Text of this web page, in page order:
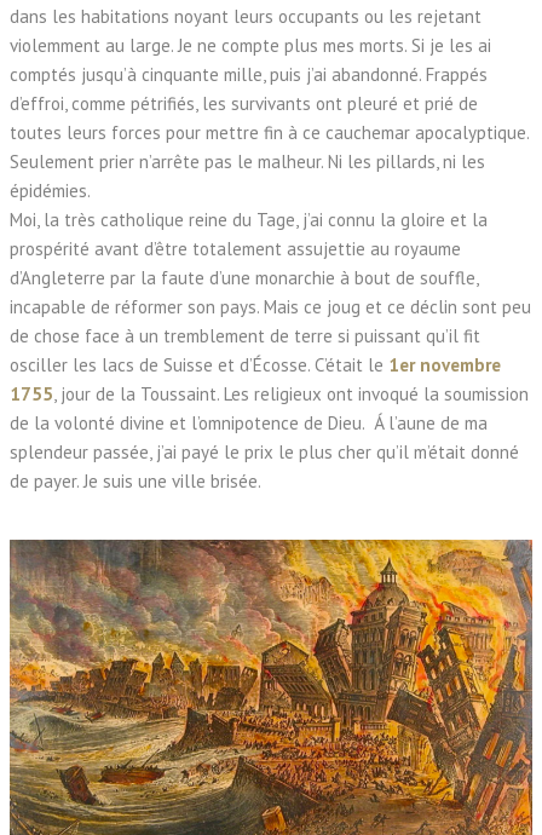
dans les habitations noyant leurs occupants ou les rejetant
violemment au large. Je ne compte plus mes morts. Si je les ai
comptés jusqu’à cinquante mille, puis j’ai abandonné. Frappés
d’effroi, comme pétrifiés, les survivants ont pleuré et prié de
toutes leurs forces pour mettre fin à ce cauchemar apocalyptique.
Seulement prier n’arrête pas le malheur. Ni les pillards, ni les
épidémies.
Moi, la très catholique reine du Tage, j’ai connu la gloire et la
prospérité avant d’être totalement assujettie au royaume
d’Angleterre par la faute d’une monarchie à bout de souffle,
incapable de réformer son pays. Mais ce joug et ce déclin sont peu
de chose face à un tremblement de terre si puissant qu’il fit
osciller les lacs de Suisse et d’Écosse. C’était le 1er novembre
1755, jour de la Toussaint. Les religieux ont invoqué la soumission
de la volonté divine et l’omnipotence de Dieu. Á l’aune de ma
splendeur passée, j’ai payé le prix le plus cher qu’il m’était donné
de payer. Je suis une ville brisée.